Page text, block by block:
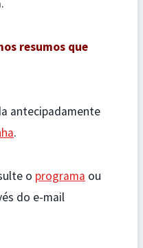
resumos que
antecipadamente
.
o programa ou
do e-mail